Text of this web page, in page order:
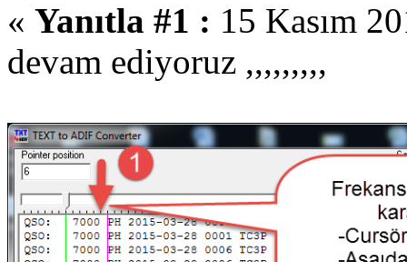
« Yanıtla #1 : 15 Kasım
devam ediyoruz ,,,,,,,,,